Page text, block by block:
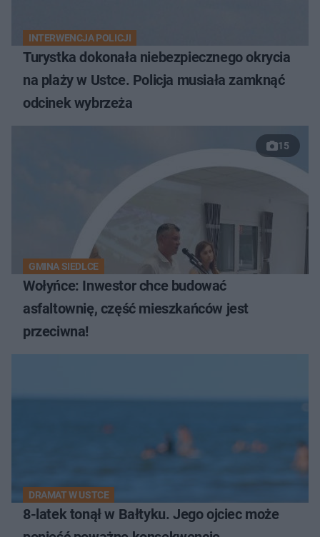
INTERWENCJA POLICJI
Turystka dokonała niebezpiecznego okrycia
na plaży w Ustce. Policja musiała zamknąć
odcinek wybrzeża
15
GMINA SIEDLCE
Wołyńce: Inwestor chce budować
asfaltownię, część mieszkańców jest
przeciwna!
DRAMAT W USTCE
8-latek tonął w Bałtyku. Jego ojciec może